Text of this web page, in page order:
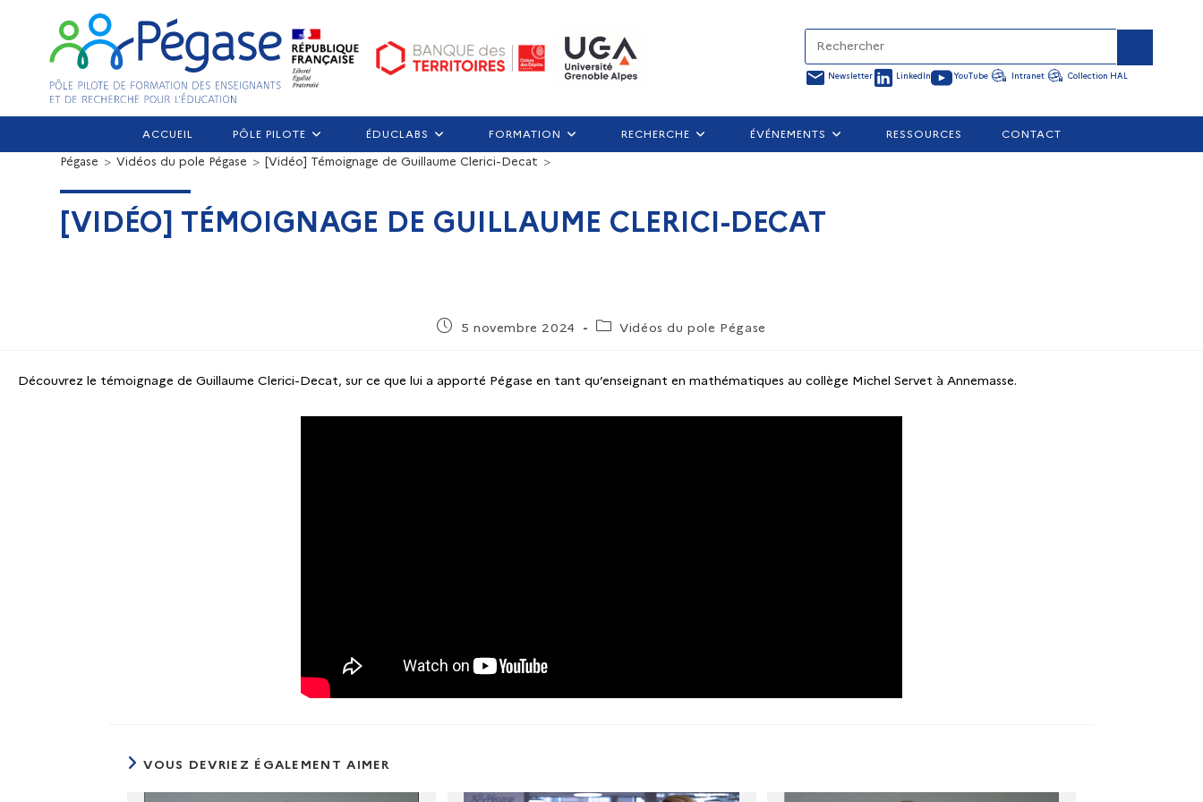
Newsletter LinkedIn YouTube Intranet Collection HAL
ACCUEIL PÔLE PILOTE ÉDUCLABS FORMATION RECHERCHE ÉVÉNEMENTS RESSOURCES CONTACT
[VIDÉO] TÉMOIGNAGE DE GUILLAUME CLERICI-DECAT
Pégase > Vidéos du pole Pégase > [Vidéo] Témoignage de Guillaume Clerici-Decat >
5 novembre 2024 Vidéos du pole Pégase
Découvrez le témoignage de Guillaume Clerici-Decat, sur ce que lui a apporté Pégase en tant qu’enseignant en mathématiques au collège Michel Servet à Annemasse.
VOUS DEVRIEZ ÉGALEMENT AIMER